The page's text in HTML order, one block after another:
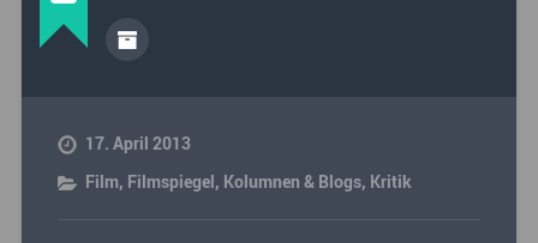
17. April 2013
Film, Filmspiegel, Kolumnen & Blogs, Kritik